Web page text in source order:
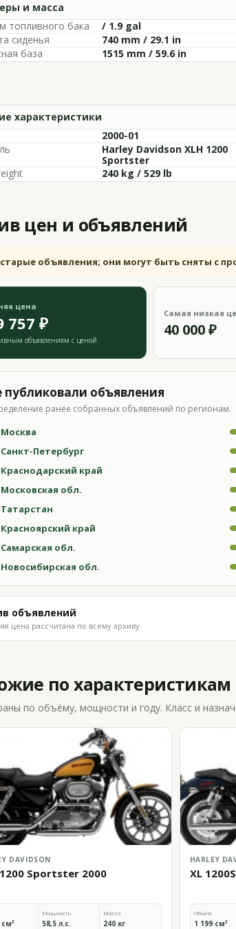
и масса
топливного бака
/ 1.9 gal
сиденья
740 mm / 29.1 in
база
1515 mm / 59.6 in
характеристики
2000-01
Harley Davidson XLH 1200
Sportster
240 kg / 529 lb
цен и объявлений
объявления; они могут быть сняты с
цена
757 ₽
объявлениям с ценой
Самая низкая
40 000 ₽
публиковали объявления
ранее собранных объявлений по регионам.
Москва
Санкт-Петербург
Краснодарский край
Московская обл.
Татарстан
Красноярский край
Самарская обл.
Новосибирская обл.
объявлений
цена рассчитана по всему архиву
по характеристикам
по объёму, мощности и году. Класс и
DAVIDSON
Sportster 2000
см³
Мощность
58,5 л.с.
Масса
240 кг
HARLEY
XL
Объём
1 199 см³